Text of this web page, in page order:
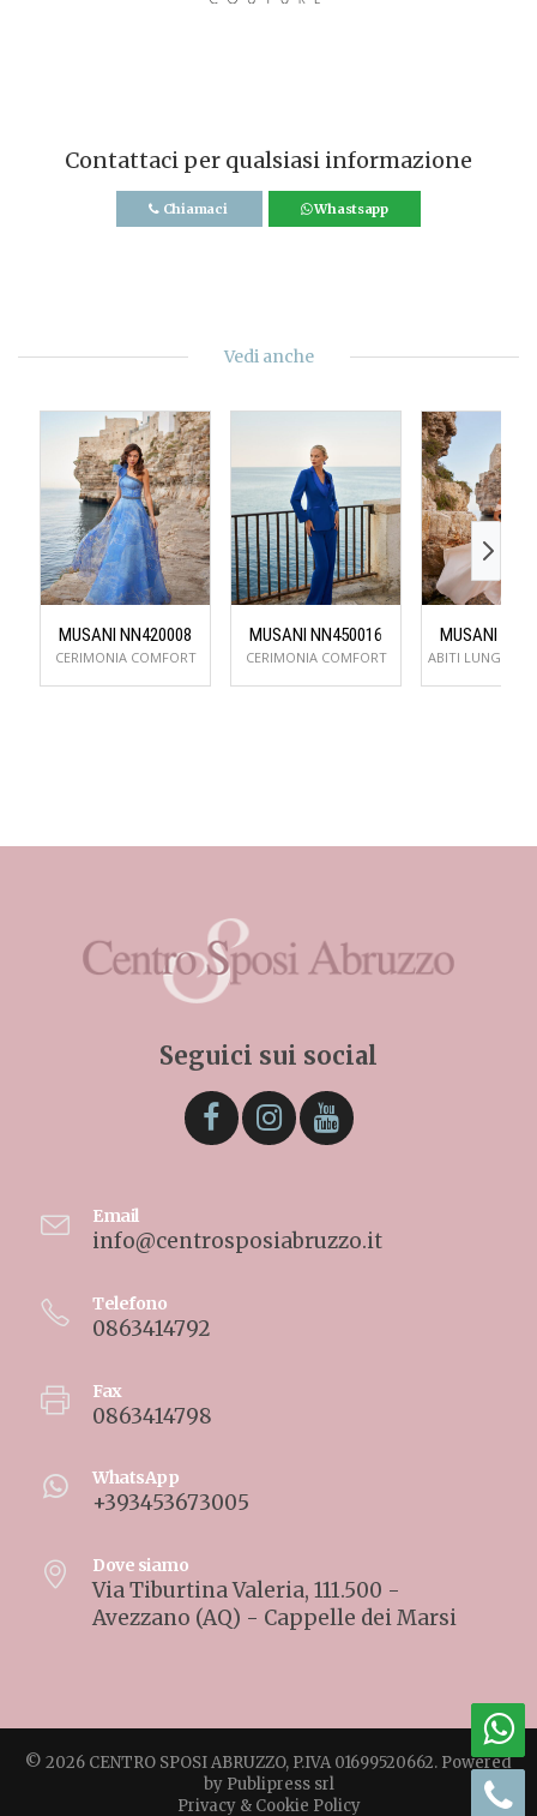
Contattaci per qualsiasi informazione
Chiamaci Whastsapp
Vedi anche
MUSANI NN420008
CERIMONIA COMFORT
MUSANI NN450016
CERIMONIA COMFORT
MUSANI
Seguici sui social
Email
info@centrosposiabruzzo.it
Telefono
0863414792
Fax
0863414798
WhatsApp
+393453673005
Dove siamo
Via Tiburtina Valeria, 111.500 -
Avezzano (AQ) - Cappelle dei Marsi
© 2026 CENTRO SPOSI ABRUZZO, P.IVA 01699520662. Powered
by Publipress srl
Privacy & Cookie Policy